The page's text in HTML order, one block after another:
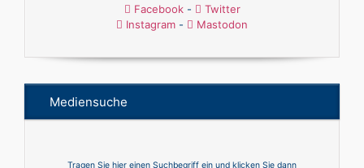
Facebook-
Twitter
Instagram - Mastodon
Mediensuche
Tragen Sie hier einen Suchbegriff ein und klicken Sie dann